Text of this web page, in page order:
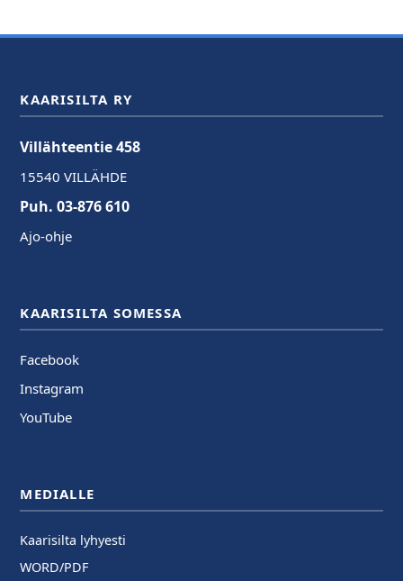
KAARISILTA RY
Villähteentie 458
15540 VILLÄHDE
Puh. 03-876 610
Ajo-ohje
KAARISILTA SOMESSA
Facebook
Instagram
YouTube
MEDIALLE
Kaarisilta lyhyesti
WORD/PDF